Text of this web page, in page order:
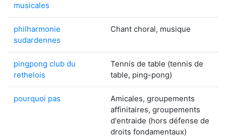
musicales
philharmonie
sudardennes
Chant choral, musique
pingpong club du
rethelois
Tennis de table (tennis de
table, ping-pong)
pourquoi pas
Amicales, groupements
affinitaires, groupements
d'entraide (hors défense de
droits fondamentaux)